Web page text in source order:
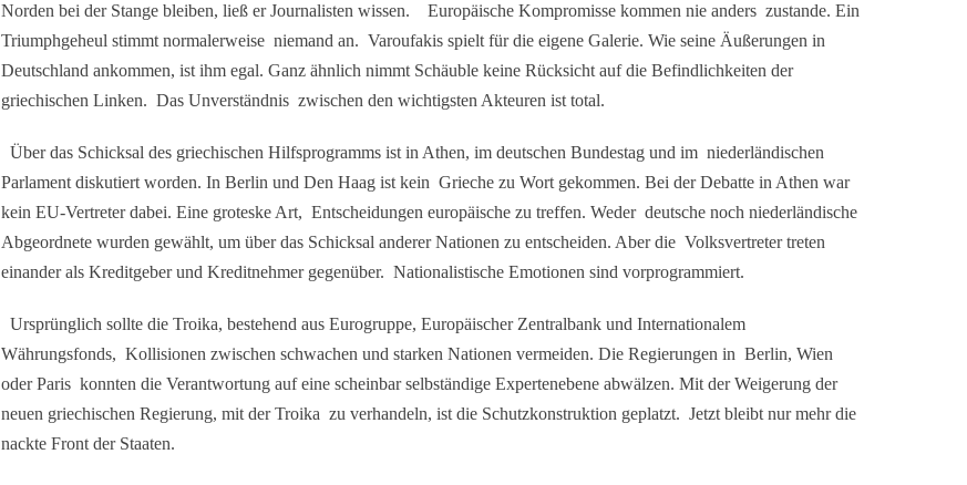
Norden bei der Stange bleiben, ließ er Journalisten wissen. Europäische Kompromisse kommen nie anders zustande. Ein
Triumphgeheul stimmt normalerweise niemand an. Varoufakis spielt für die eigene Galerie. Wie seine Äußerungen in
Deutschland ankommen, ist ihm egal. Ganz ähnlich nimmt Schäuble keine Rücksicht auf die Befindlichkeiten der
griechischen Linken. Das Unverständnis zwischen den wichtigsten Akteuren ist total.
Über das Schicksal des griechischen Hilfsprogramms ist in Athen, im deutschen Bundestag und im niederländischen
Parlament diskutiert worden. In Berlin und Den Haag ist kein Grieche zu Wort gekommen. Bei der Debatte in Athen war
kein EU-Vertreter dabei. Eine groteske Art, Entscheidungen europäische zu treffen. Weder deutsche noch niederländische
Abgeordnete wurden gewählt, um über das Schicksal anderer Nationen zu entscheiden. Aber die Volksvertreter treten
einander als Kreditgeber und Kreditnehmer gegenüber. Nationalistische Emotionen sind vorprogrammiert.
Ursprünglich sollte die Troika, bestehend aus Eurogruppe, Europäischer Zentralbank und Internationalem
Währungsfonds, Kollisionen zwischen schwachen und starken Nationen vermeiden. Die Regierungen in Berlin, Wien
oder Paris konnten die Verantwortung auf eine scheinbar selbständige Expertenebene abwälzen. Mit der Weigerung der
neuen griechischen Regierung, mit der Troika zu verhandeln, ist die Schutzkonstruktion geplatzt. Jetzt bleibt nur mehr die
nackte Front der Staaten.